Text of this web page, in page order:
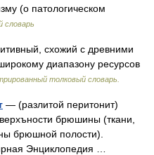
(о патологическом
словарь
схожий с древними
диапазону ресурсов
толковый словарь.
— (разлитой перитонит)
брюшины (ткани,
брюшной полости).
Энциклопедия …